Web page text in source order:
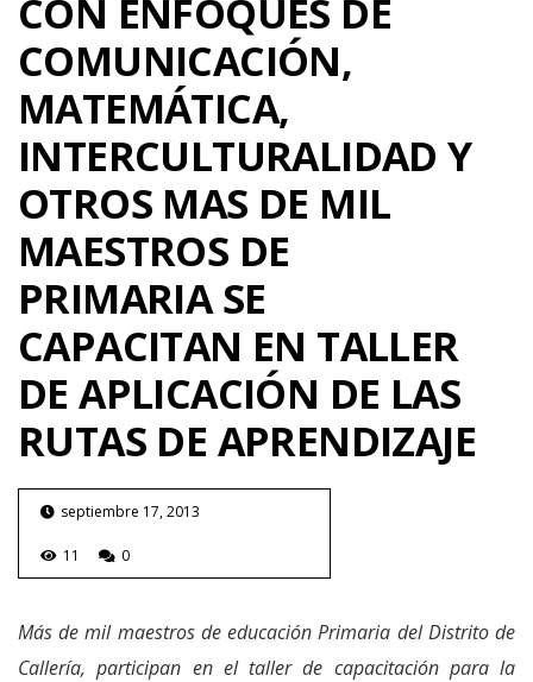
CON ENFOQUES DE
COMUNICACIÓN,
MATEMÁTICA,
INTERCULTURALIDAD Y
OTROS MAS DE MIL
MAESTROS DE
PRIMARIA SE
CAPACITAN EN TALLER
DE APLICACIÓN DE LAS
RUTAS DE APRENDIZAJE
septiembre 17, 2013
11 0
Más de mil maestros de educación Primaria del Distrito de
Callería, participan en el taller de capacitación para la